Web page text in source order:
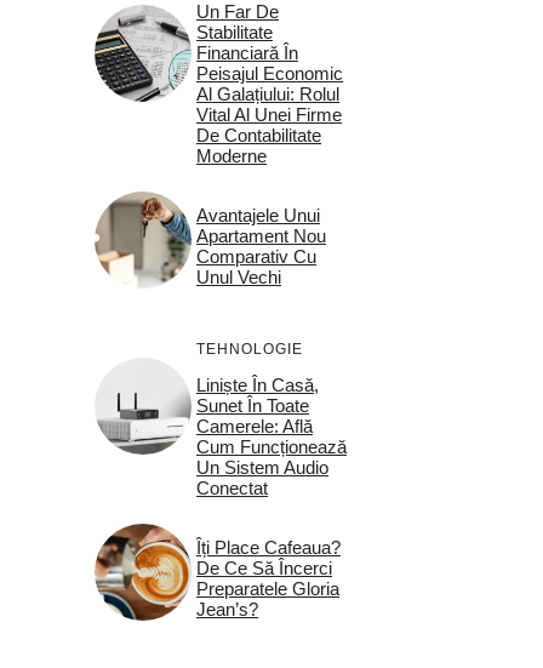
Un Far De
Stabilitate
Financiară În
Peisajul Economic
Al Galațiului: Rolul
Vital Al Unei Firme
De Contabilitate
Moderne
Avantajele Unui
Apartament Nou
Comparativ Cu
Unul Vechi
TEHNOLOGIE
Liniște În Casă,
Sunet În Toate
Camerele: Află
Cum Funcționează
Un Sistem Audio
Conectat
Îți Place Cafeaua?
De Ce Să Încerci
Preparatele Gloria
Jean’s?